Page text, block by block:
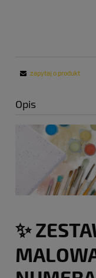
zapytaj o produkt
Opis
✨